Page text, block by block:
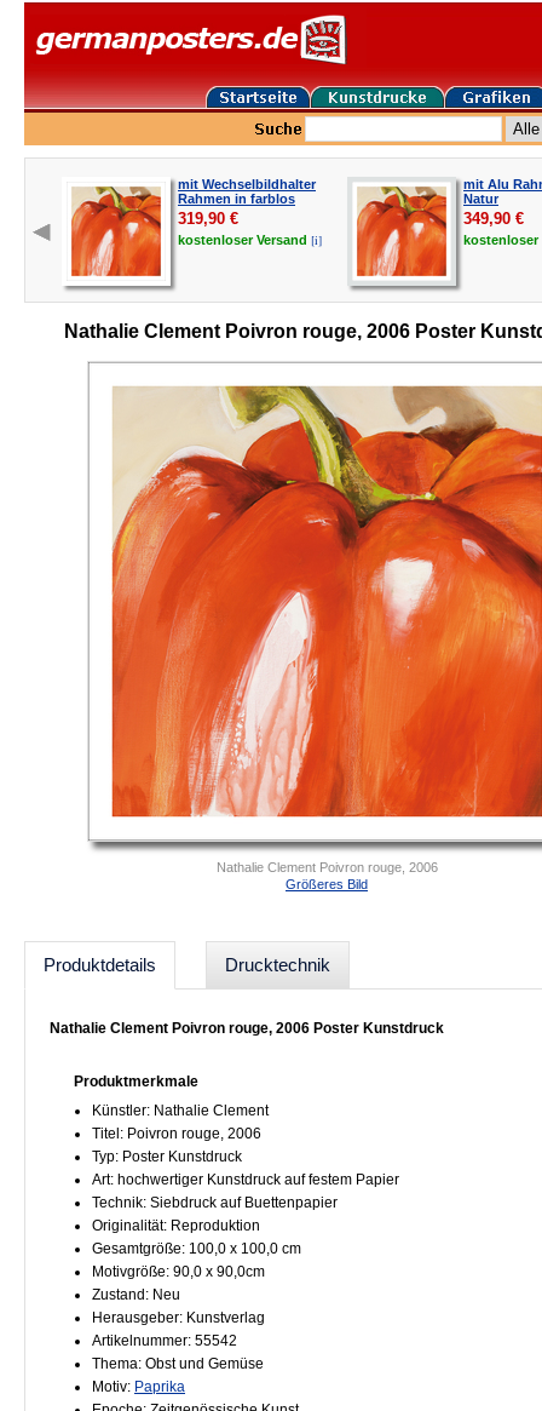
mit Wechselbildhalter
Rahmen in farblos
319,90 €
kostenloserVersand [i]
mit Alu
Natur
349,90 €
kostenloser
Nathalie Clement Poivron rouge, 2006 Poster
Nathalie Clement Poivron rouge, 2006
Größeres Bild
Produktdetails Drucktechnik
Nathalie Clement Poivron rouge, 2006 Poster Kunstdruck
Produktmerkmale
Künstler: Nathalie Clement
Titel: Poivron rouge, 2006
Typ: Poster Kunstdruck
Art: hochwertiger Kunstdruck auf festem Papier
Technik: Siebdruck auf Buettenpapier
Originalität: Reproduktion
Gesamtgröße: 100,0 x 100,0 cm
Motivgröße: 90,0 x 90,0cm
Zustand: Neu
Herausgeber: Kunstverlag
Artikelnummer: 55542
Thema: Obst und Gemüse
Motiv: Paprika